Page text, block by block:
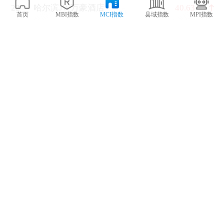
22 哈尔滨JW万豪酒店
首页 MBI指数 MCI指数 县域指数 MPI指数